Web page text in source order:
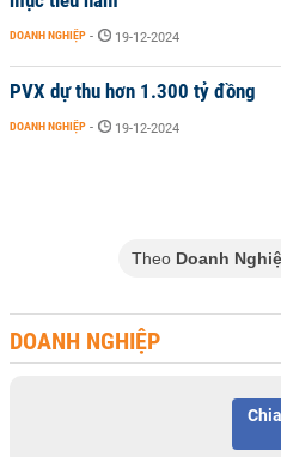
DOANH NGHIỆP - 19-12-2024
PVX dự thu hơn 1.300 tỷ đồng
DOANH NGHIỆP - 19-12-2024
Theo Doanh
DOANH NGHIỆP